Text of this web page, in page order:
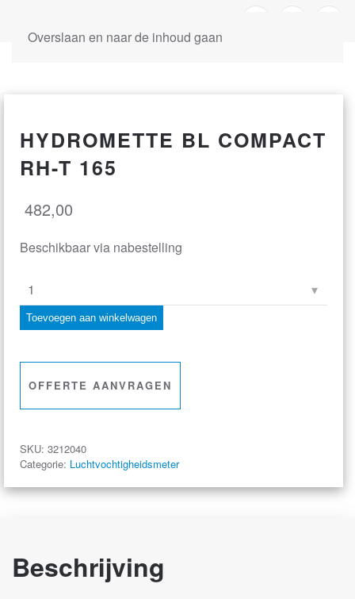
Overslaan en naar de inhoud gaan
HYDROMETTE BL COMPACT
RH-T 165
482,00
Beschikbaar via nabestelling
Hydromette
BL
RH-
Toevoegen aan winkelwagen
OFFERTE AANVRAGEN
SKU: 3212040
Categorie: Luchtvochtigheidsmeter
Beschrijving